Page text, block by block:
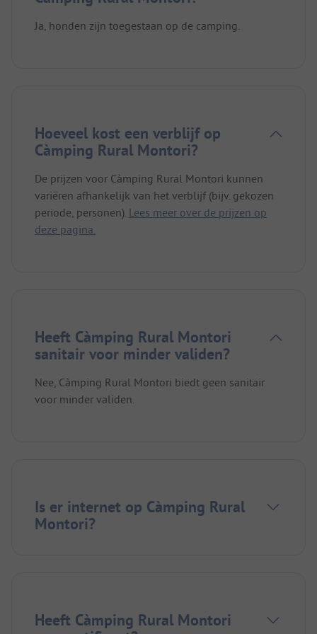
Ja, honden zijn toegestaan op de camping.
Hoeveel kost een verblijf op
Càmping Rural Montori?
De prijzen voor Càmping Rural Montori kunnen
variëren afhankelijk van het verblijf (bijv. gekozen
periode, personen). Lees meer over de prijzen op
deze pagina.
Heeft Càmping Rural Montori
sanitair voor minder validen?
Nee, Càmping Rural Montori biedt geen sanitair
voor minder validen.
Is er internet op Càmping Rural
Montori?
Heeft Càmping Rural Montori